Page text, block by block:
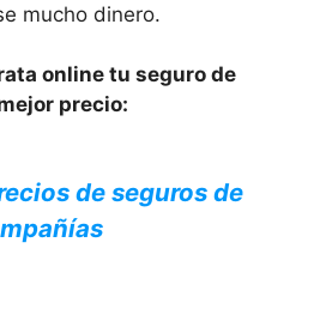
mucho dinero.
online tu seguro de
precio:
de seguros de